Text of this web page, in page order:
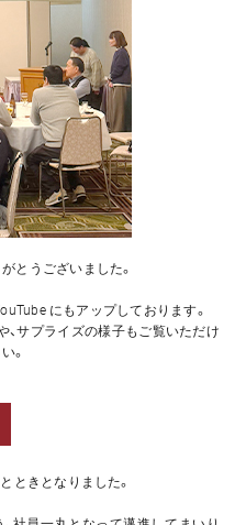
とうございました。
にもアップしております。
サプライズの様子もご覧いただけ
。
ときとなりました。